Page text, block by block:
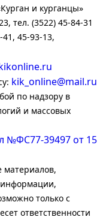
и курганцы»
тел. (3522) 45-84-31
45-93-13,
kik_online@mail.ru
по надзору в
и массовых
№ФС77-39497 от 15
материалов,
только с
ответственности